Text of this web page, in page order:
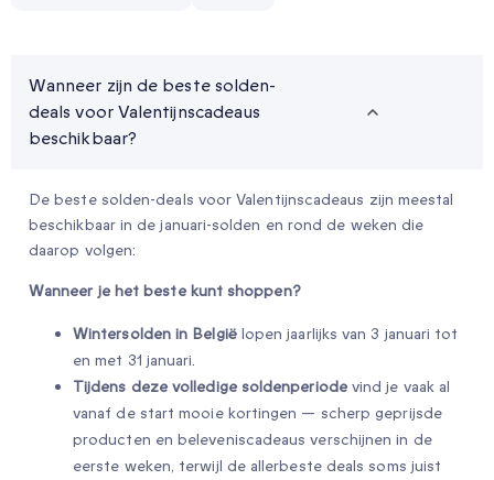
Wanneer zijn de beste solden-
deals voor Valentijnscadeaus
beschikbaar?
De beste solden-deals voor Valentijnscadeaus zijn meestal
beschikbaar in de januari-solden en rond de weken die
daarop volgen:
Wanneer je het beste kunt shoppen?
Wintersolden in Belgiëlopen jaarlijks van 3 januari tot
en met 31 januari.
Tijdens deze volledige soldenperiodevind je vaak al
vanaf de start mooie kortingen — scherp geprijsde
producten en beleveniscadeaus verschijnen in de
eerste weken, terwijl de allerbeste deals soms juist